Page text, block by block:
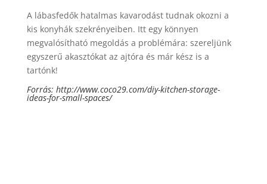
A lábasfedők hatalmas kavarodást tudnak okozni a
kis konyhák szekrényeiben. Itt egy könnyen
megvalósítható megoldás a problémára: szereljünk
egyszerű akasztókat az ajtóra és már kész is a
tartónk!
Forrás: http://www.coco29.com/diy-kitchen-storage-
ideas-for-small-spaces/